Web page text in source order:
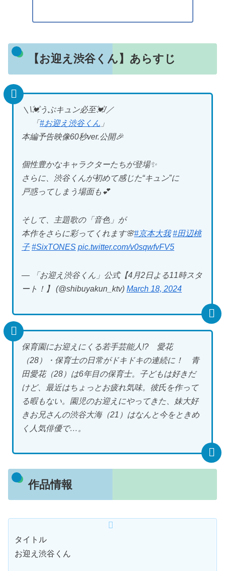
【お迎え渋谷くん】あらすじ
＼\💓うぶキュン必至💓/／
「#お迎え渋谷くん 」
本編予告映像60秒ver.公開🎉
個性豊かなキャラクターたちが登場✨
さらに、渋谷くんが初めて感じた“キュン”に
戸惑ってしまう場面も💕
そして、主題歌の「音色」が
本作をさらに彩ってくれます🌸#京本大我 #田辺桃
子 #SixTONES pic.twitter.com/v0sqwfvFV5
— 「お迎え渋谷くん」公式【4月2日よる11時スタ
ート！】 (@shibuyakun_ktv) March 18, 2024
保育園にお迎えにくる若手芸能人!? 愛花
（28）・保育士の日常がドキドキの連続に！ 青
田愛花（28）は6年目の保育士。子どもは好きだ
けど、最近はちょっとお疲れ気味。彼氏を作って
る暇もない。園児のお迎えにやってきた、妹大好
きお兄さんの渋谷大海（21）はなんと今をときめ
く人気俳優で…。
作品情報
タイトル
お迎え渋谷くん